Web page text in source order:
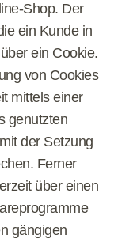
Shop. Der
ein Kunde in
ein Cookie.
von Cookies
mittels einer
genutzten
der Setzung
Ferner
über einen
gängigen